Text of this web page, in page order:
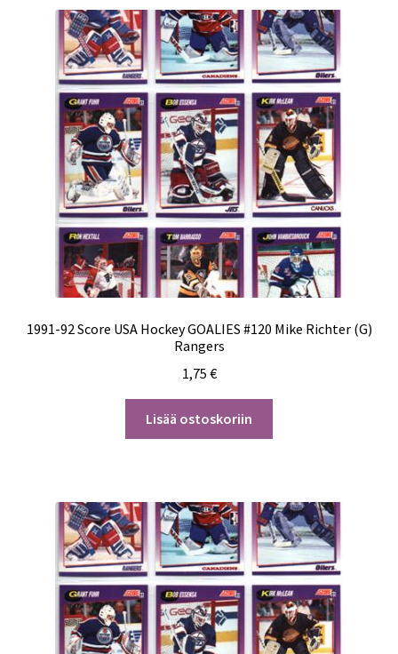
1991-92 Score USA Hockey GOALIES #120 Mike Richter (G)
Rangers
1,75 €
Lisää ostoskoriin